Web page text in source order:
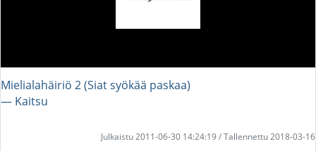
Mielialahäiriö 2 (Siat syökää paskaa)
― Kaitsu
Julkaistu 2011-06-30 14:24:19 / Tallennettu 2018-03-16